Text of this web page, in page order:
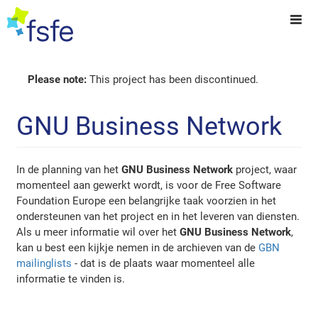
Please note:This project has been discontinued.
GNU Business Network
In de planning van hetGNU Business Network project, waar
momenteel aan gewerkt wordt, is voor de Free Software
Foundation Europe een belangrijke taak voorzien in het
ondersteunen van het project en in het leveren van diensten.
Als u meer informatie wil over hetGNU Business Network,
kan u best een kijkje nemen in de archieven van de GBN
mailinglists - dat is de plaats waar momenteel alle
informatie te vinden is.